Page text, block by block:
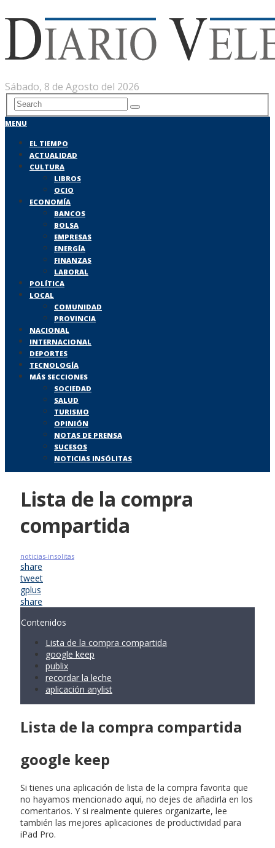
Sábado, 8 de Agosto del 2026
MENU
EL TIEMPO
ACTUALIDAD
CULTURA
LIBROS
OCIO
ECONOMÍA
BANCOS
BOLSA
EMPRESAS
ENERGÍA
FINANZAS
LABORAL
POLÍTICA
LOCAL
COMUNIDAD
PROVINCIA
NACIONAL
INTERNACIONAL
DEPORTES
TECNOLOGÍA
MÁS SECCIONES
SOCIEDAD
SALUD
TURISMO
OPINIÓN
NOTAS DE PRENSA
SUCESOS
NOTICIAS INSÓLITAS
Lista de la compra
compartida
noticias-insolitas
share
tweet
gplus
share
Contenidos
Lista de la compra compartida
google keep
publix
recordar la leche
aplicación anylist
Lista de la compra compartida
google keep
Si tienes una aplicación de lista de la compra favorita que
no hayamos mencionado aquí, no dejes de añadirla en los
comentarios. Y si realmente quieres organizarte, lee
también las mejores aplicaciones de productividad para
iPad Pro.